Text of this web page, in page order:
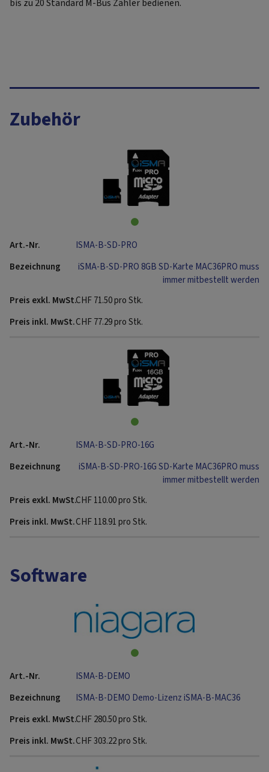
bis zu 20 Standard M-Bus Zähler bedienen.
Zubehör
ISMA-B-SD-PRO
iSMA-B-SD-PRO 8GB SD-Karte MAC36PRO muss
immer mitbestellt werden
CHF71.50pro Stk.
CHF77.29pro Stk.
ISMA-B-SD-PRO-16G
iSMA-B-SD-PRO-16G SD-Karte MAC36PRO muss
immer mitbestellt werden
CHF110.00pro Stk.
CHF118.91pro Stk.
Software
ISMA-B-DEMO
ISMA-B-DEMO Demo-Lizenz iSMA-B-MAC36
CHF280.50pro Stk.
CHF303.22pro Stk.